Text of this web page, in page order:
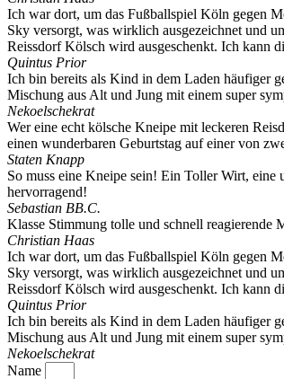
Ich war dort, um das Fußballspiel Köln gegen
Sky versorgt, was wirklich ausgezeichnet und
Reissdorf Kölsch wird ausgeschenkt. Ich kann
Quintus Prior
Ich bin bereits als Kind in dem Laden häufiger
Mischung aus Alt und Jung mit einem super
Nekoelschekrat
Wer eine echt kölsche Kneipe mit leckeren
einen wunderbaren Geburtstag auf einer von
Staten Knapp
So muss eine Kneipe sein! Ein Toller Wirt,
hervorragend!
Sebastian BB.C.
Klasse Stimmung tolle und schnell reagierende
Christian Haas
Ich war dort, um das Fußballspiel Köln gegen
Sky versorgt, was wirklich ausgezeichnet und
Reissdorf Kölsch wird ausgeschenkt. Ich kann
Quintus Prior
Ich bin bereits als Kind in dem Laden häufiger
Mischung aus Alt und Jung mit einem super
Nekoelschekrat
Name